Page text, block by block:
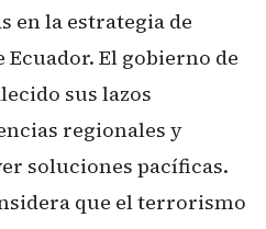
en la estrategia de
El gobierno de
sus lazos
regionales y
soluciones pacíficas.
que el terrorismo